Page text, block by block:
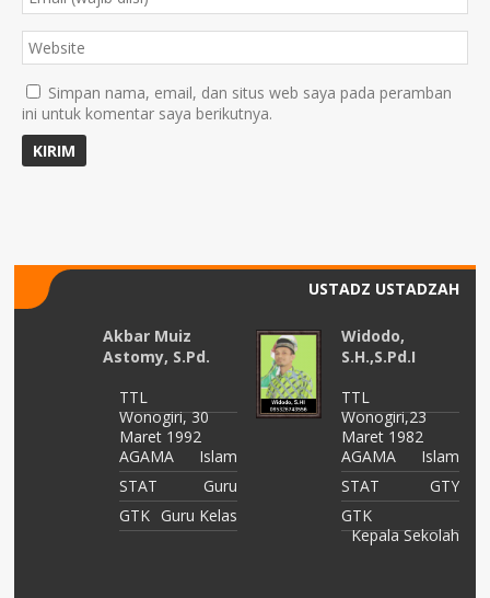
Simpan nama, email, dan situs web saya pada peramban
ini untuk komentar saya berikutnya.
USTADZ USTADZAH
Akbar Muiz
Astomy, S.Pd.
TTL
Wonogiri, 30
Maret 1992
AGAMA
Islam
STAT
Guru
GTK Guru Kelas
Widodo,
S.H.,S.Pd.I
TTL
Wonogiri,23
Maret 1982
AGAMA
Islam
STAT
GTY
GTK
Kepala Sekolah